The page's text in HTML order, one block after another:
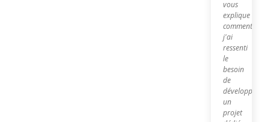
vous
explique
comment
j'ai
ressenti
le
besoin
de
développer
un
projet